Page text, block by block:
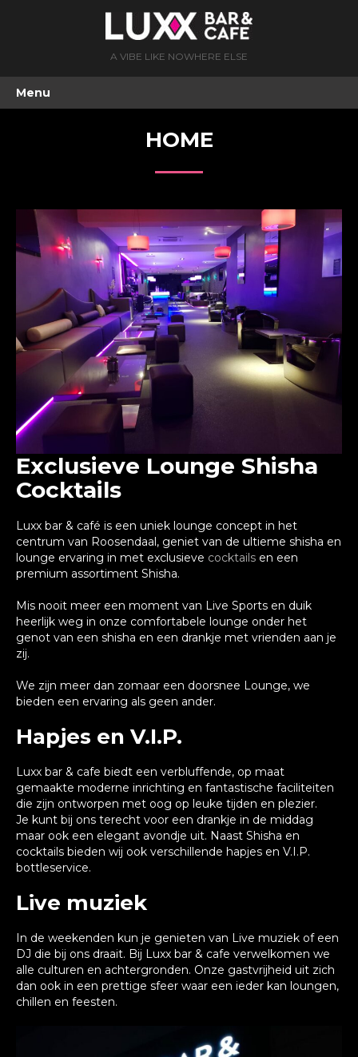
A VIBE LIKE NOWHERE ELSE
Menu
HOME
Exclusieve Lounge Shisha
Cocktails
Luxx bar & café is een uniek lounge concept in het
centrum van Roosendaal, geniet van de ultieme shisha en
lounge ervaring in met exclusieve cocktails en een
premium assortiment Shisha.
Mis nooit meer een moment van Live Sports en duik
heerlijk weg in onze comfortabele lounge onder het
genot van een shisha en een drankje met vrienden aan je
zij.
We zijn meer dan zomaar een doorsnee Lounge, we
bieden een ervaring als geen ander.
Hapjes en V.I.P.
Luxx bar & cafe biedt een verbluffende, op maat
gemaakte moderne inrichting en fantastische faciliteiten
die zijn ontworpen met oog op leuke tijden en plezier.
Je kunt bij ons terecht voor een drankje in de middag
maar ook een elegant avondje uit. Naast Shisha en
cocktails bieden wij ook verschillende hapjes en V.I.P.
bottleservice.
Live muziek
In de weekenden kun je genieten van Live muziek of een
DJ die bij ons draait. Bij Luxx bar & cafe verwelkomen we
alle culturen en achtergronden. Onze gastvrijheid uit zich
dan ook in een prettige sfeer waar een ieder kan loungen,
chillen en feesten.